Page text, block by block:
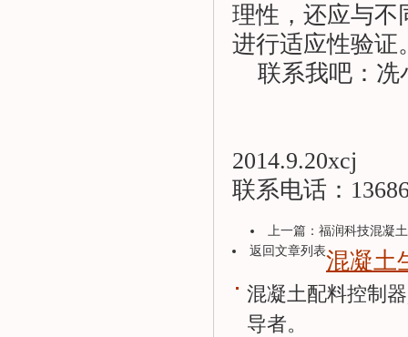
理性，还应与不
进行适应性验
联系我吧：冼
2014.9.20xcj
联系电话：
上一篇： 福润科技混凝
返回文章列表混凝土
混凝土配料控制
导者。